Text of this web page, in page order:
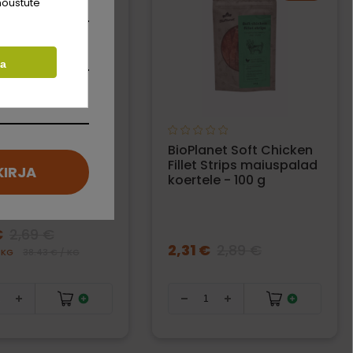
Chicken &
Sticks
koertele -
BioPlanet Soft Chicken
Fillet Strips maiuspalad
koertele - 100 g
2,31 €